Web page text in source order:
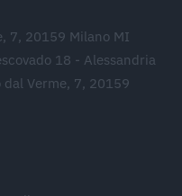
7, 20159 Milano MI
18 - Alessandria
dal Verme, 7, 20159